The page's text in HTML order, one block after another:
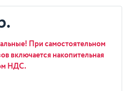
При самостоятельном
включается накопительная
НДС.